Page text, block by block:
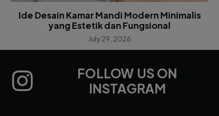
Ide Desain Kamar Mandi Modern Minimalis
yang Estetik dan Fungsional
July 29, 2026
FOLLOW US ON
INSTAGRAM